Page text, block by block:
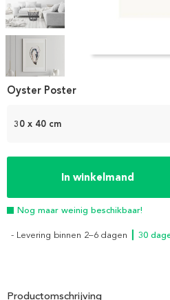
Item
1
30 x 40 cm
In winkelmand
Nog maar weinig beschikbaar!
- Levering binnen 2–6 dagen ┃ 30
Oyster Poster
Productomschrijving